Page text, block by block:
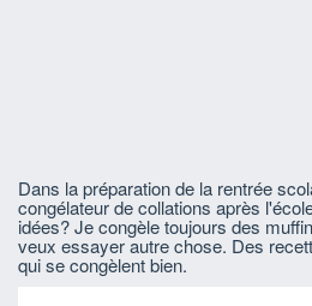
Dans la préparation de la rentrée
congélateur de collations après
idées? Je congèle toujours des
veux essayer autre chose. Des
qui se congèlent bien.